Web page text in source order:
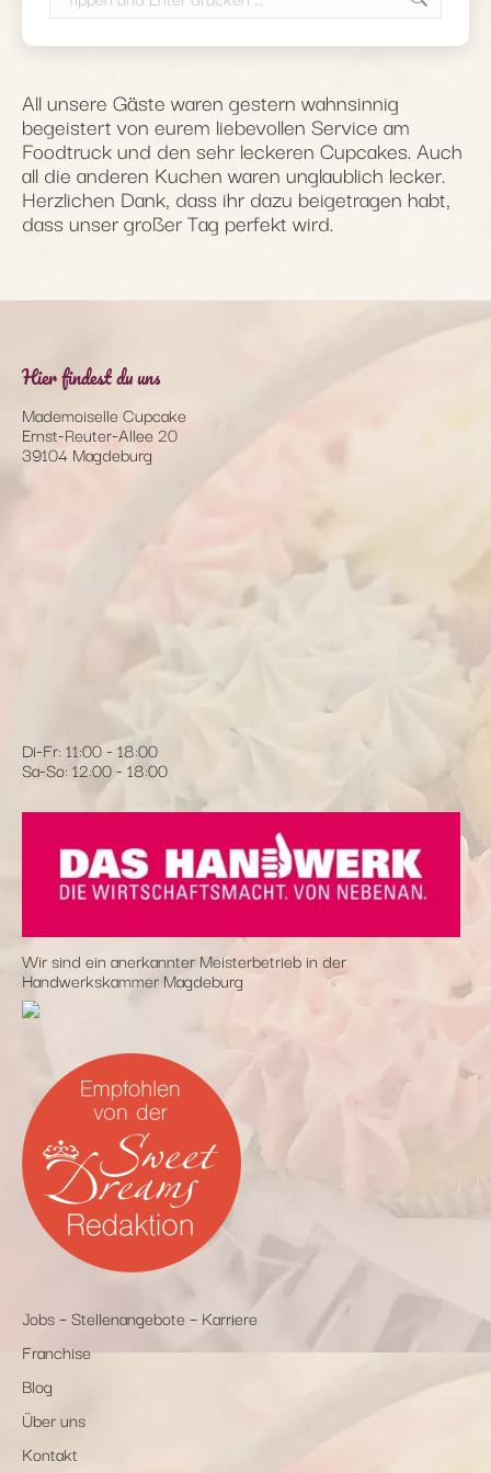
All unsere Gäste waren gestern wahnsinnig
begeistert von eurem liebevollen Service am
Foodtruck und den sehr leckeren Cupcakes. Auch
all die anderen Kuchen waren unglaublich lecker.
Herzlichen Dank, dass ihr dazu beigetragen habt,
dass unser großer Tag perfekt wird.
Hier findest du uns
Mademoiselle Cupcake
Ernst-Reuter-Allee 20
39104 Magdeburg
Di-Fr: 11:00 - 18:00
Sa-So: 12:00 - 18:00
Wir sind ein anerkannter Meisterbetrieb in der
Handwerkskammer Magdeburg
Jobs – Stellenangebote – Karriere
Franchise
Blog
Über uns
Kontakt